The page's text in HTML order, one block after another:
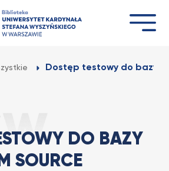
Dostęp testowy do bazy
DO BAZY
SOURCE